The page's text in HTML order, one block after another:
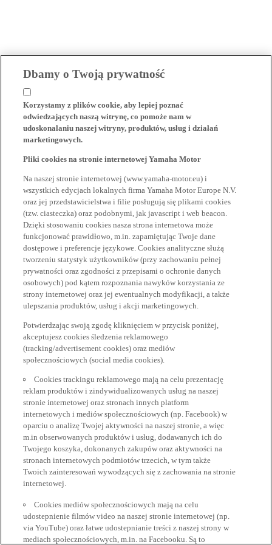
Dbamy o Twoją prywatność
Korzystamy z plików cookie, aby lepiej poznać
odwiedzających naszą witrynę, co pomoże nam w
udoskonalaniu naszej witryny, produktów, usług i działań
marketingowych.
Pliki cookies na stronie internetowej Yamaha Motor
Na naszej stronie internetowej (www.yamaha-motor.eu) i
wszystkich edycjach lokalnych firma Yamaha Motor Europe N.V.
oraz jej przedstawicielstwa i filie posługują się plikami cookies
(tzw. ciasteczka) oraz podobnymi, jak javascript i web beacon.
Dzięki stosowaniu cookies nasza strona internetowa może
funkcjonować prawidłowo, m.in. zapamiętując Twoje dane
dostępowe i preferencje językowe. Cookies analityczne służą
tworzeniu statystyk użytkowników (przy zachowaniu pełnej
prywatności oraz zgodności z przepisami o ochronie danych
osobowych) pod kątem rozpoznania nawyków korzystania ze
strony internetowej oraz jej ewentualnych modyfikacji, a także
ulepszania produktów, usług i akcji marketingowych.
Potwierdzając swoją zgodę kliknięciem w przycisk poniżej,
akceptujesz cookies śledzenia reklamowego
(tracking/advertisement cookies) oraz mediów
społecznościowych (social media cookies).
Cookies trackingu reklamowego mają na celu prezentację
reklam produktów i zindywidualizowanych usług na naszej
stronie internetowej oraz stronach innych platform
internetowych i mediów społecznościowych (np. Facebook) w
oparciu o analizę Twojej aktywności na naszej stronie, a więc
m.in obserwowanych produktów i usług, dodawanych ich do
Twojego koszyka, dokonanych zakupów oraz aktywności na
stronach internetowych podmiotów trzecich, w tym także
Twoich zainteresowań wywodzących się z zachowania na stronie
internetowej.
Cookies mediów społecznościowych mają na celu
udostepnienie filmów video na naszej stronie internetowej (np.
via YouTube) oraz łatwe udostepnianie treści z naszej strony w
mediach społecznościowych, m.in. na Facebooku. Są to